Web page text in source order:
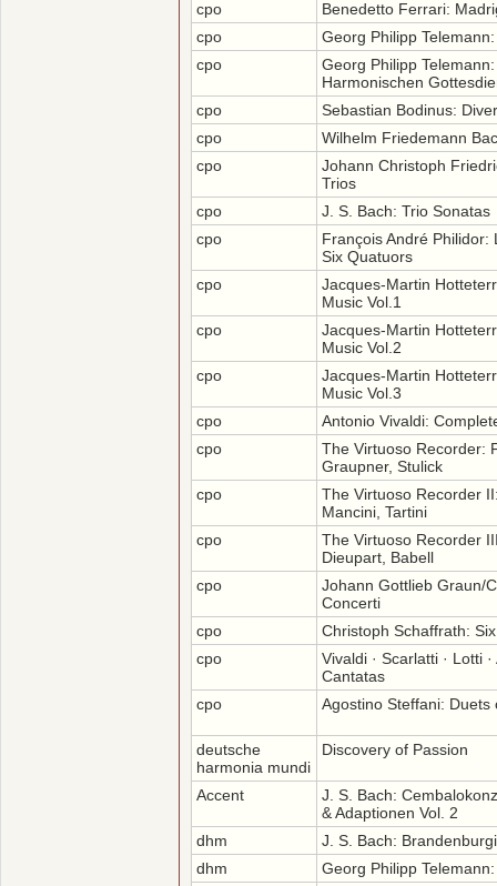
cpo
Benedetto Ferrari:
cpo
Georg Philipp
cpo
Georg Philipp
Harmonischen
cpo
Sebastian Bodinus:
cpo
Wilhelm Friedemann
cpo
Johann Christoph
Trios
cpo
J. S. Bach: Trio Sonatas
cpo
François André Philidor:
Six Quatuors
cpo
Jacques-Martin
Music Vol.1
cpo
Jacques-Martin
Music Vol.2
cpo
Jacques-Martin
Music Vol.3
cpo
Antonio Vivaldi:
cpo
The Virtuoso Recorder:
Graupner, Stulick
cpo
The Virtuoso Recorder
Mancini, Tartini
cpo
The Virtuoso Recorder
Dieupart, Babell
cpo
Johann Gottlieb Graun/
Concerti
cpo
Christoph Schaffrath:
cpo
Vivaldi · Scarlatti · Lotti
Cantatas
cpo
Agostino Steffani: Duets
deutsche
harmonia mundi
Discovery of Passion
Accent
J. S. Bach:
& Adaptionen Vol. 2
dhm
J. S. Bach:
dhm
Georg Philipp